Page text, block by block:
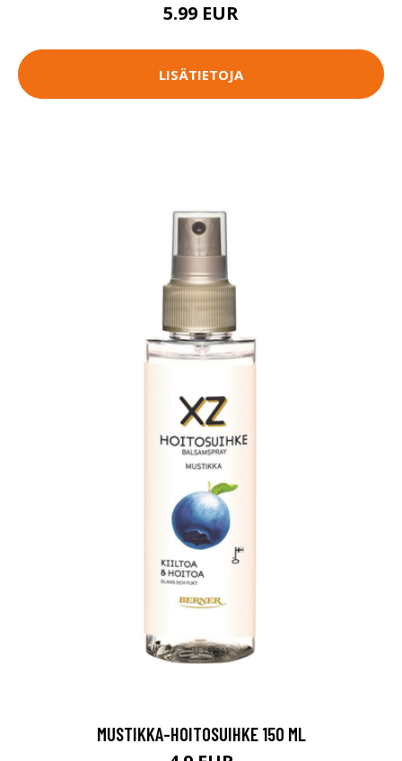
5.99 EUR
LISÄTIETOJA
MUSTIKKA-HOITOSUIHKE 150 ML